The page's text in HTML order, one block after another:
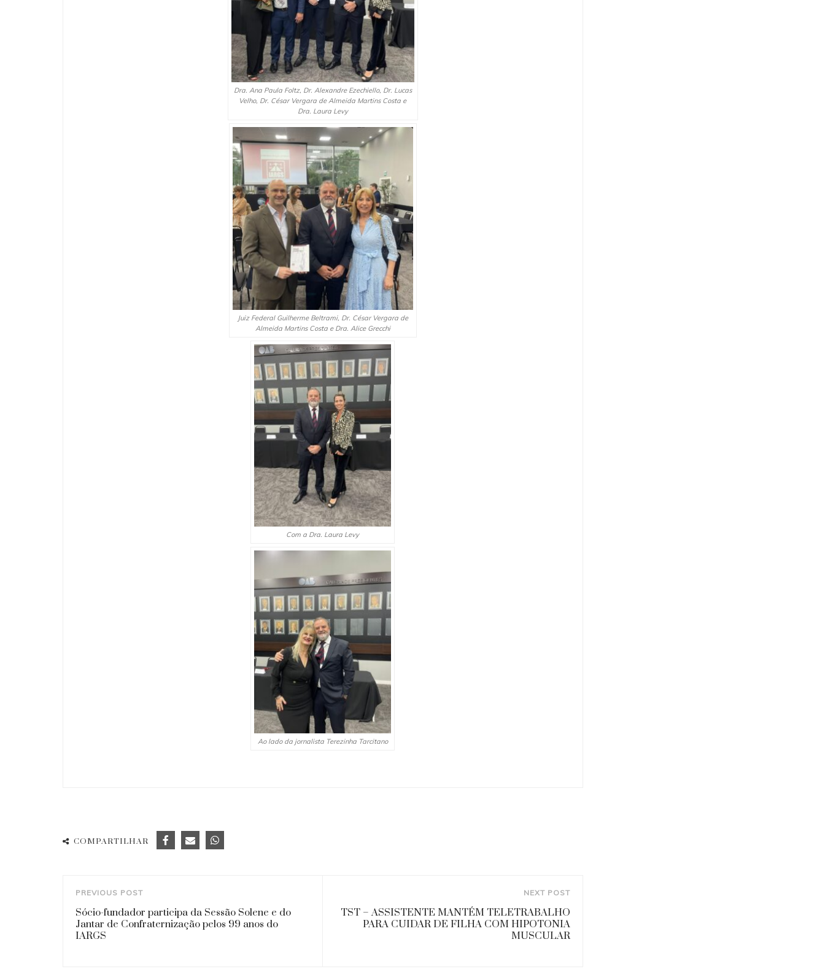
Dra. Ana Paula Foltz, Dr. Alexandre Ezechiello, Dr. Lucas
Velho, Dr. César Vergara de Almeida Martins Costa e
Dra. Laura Levy
Juiz Federal Guilherme Beltrami, Dr. César Vergara de
Almeida Martins Costa e Dra. Alice Grecchi
Com a Dra. Laura Levy
Ao lado da jornalista Terezinha Tarcitano
COMPARTILHAR
PREVIOUS POST
Sócio-fundador participa da Sessão Solene e do
Jantar de Confraternização pelos 99 anos do
IARGS
NEXT POST
TST – ASSISTENTE MANTÉM TELETRABALHO
PARA CUIDAR DE FILHA COM HIPOTONIA
MUSCULAR